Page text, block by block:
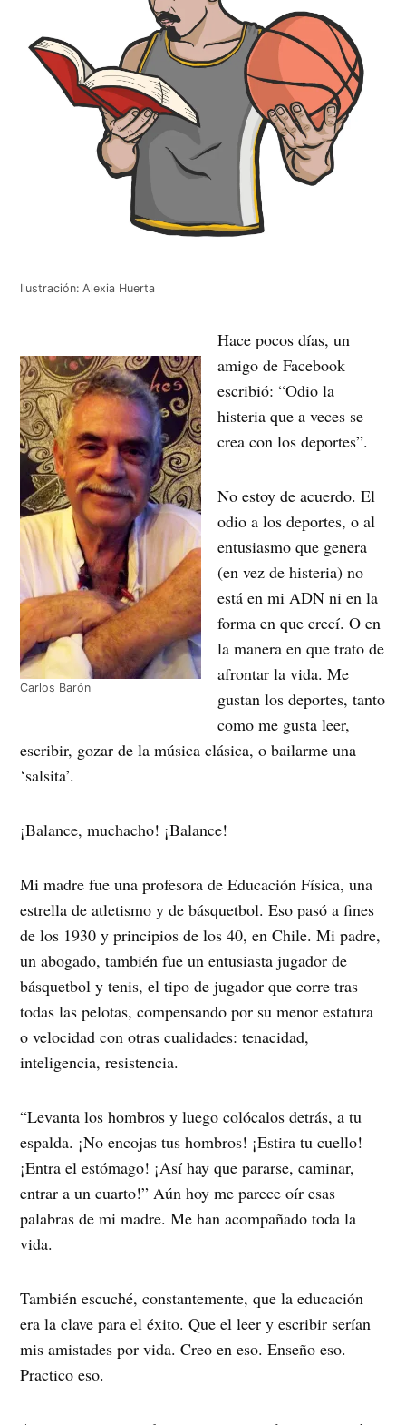
Ilustración: Alexia Huerta
Carlos Barón
Hace pocos días, un
amigo de Facebook
escribió: “Odio la
histeria que a veces se
crea con los deportes”.
No estoy de acuerdo. El
odio a los deportes, o al
entusiasmo que genera
(en vez de histeria) no
está en mi ADN ni en la
forma en que crecí. O en
la manera en que trato de
afrontar la vida. Me
gustan los deportes, tanto
como me gusta leer,
escribir, gozar de la música clásica, o bailarme una
‘salsita’.
¡Balance, muchacho! ¡Balance!
Mi madre fue una profesora de Educación Física, una
estrella de atletismo y de básquetbol. Eso pasó a fines
de los 1930 y principios de los 40, en Chile. Mi padre,
un abogado, también fue un entusiasta jugador de
básquetbol y tenis, el tipo de jugador que corre tras
todas las pelotas, compensando por su menor estatura
o velocidad con otras cualidades: tenacidad,
inteligencia, resistencia.
“Levanta los hombros y luego colócalos detrás, a tu
espalda. ¡No encojas tus hombros! ¡Estira tu cuello!
¡Entra el estómago! ¡Así hay que pararse, caminar,
entrar a un cuarto!” Aún hoy me parece oír esas
palabras de mi madre. Me han acompañado toda la
vida.
También escuché, constantemente, que la educación
era la clave para el éxito. Que el leer y escribir serían
mis amistades por vida. Creo en eso. Enseño eso.
Practico eso.